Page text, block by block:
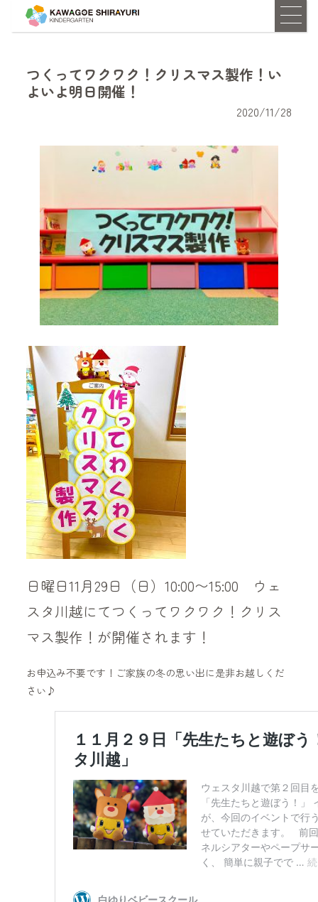
つくってワクワク！クリスマス製作！い
よいよ明日開催！
2020/11/28
日曜日11月29日（日）10:00〜15:00 ウェ
スタ川越にてつくってワクワク！クリス
マス製作！が開催されます！
お申込み不要です！ご家族の冬の思い出に是非お越しくだ
さい♪